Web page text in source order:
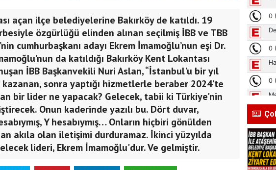
açan ilçe belediyelerine Bakırköy de katıldı. 19
özgürlüğü elinden alınan seçilmiş İBB ve TBB
cumhurbaşkanı adayı Ekrem İmamoğlu’nun eşi Dr.
da katıldığı Bakırköy Kent Lokantası
İBB Başkanvekili Nuri Aslan, “İstanbul'u bir yıl
sonra yaptığı hizmetlerle beraber 2024’te
bir lider ne yapacak? Gelecek, tabii ki Türkiye'nin
Onun kaderinde yazılı bu. Dört duvar,
Y hesabıymış… Onların hiçbiri gönülden
akıla olan iletişimi durduramaz. İkinci yüzyılda
lideri, Ekrem İmamoğlu'dur. Ve gelmiştir.